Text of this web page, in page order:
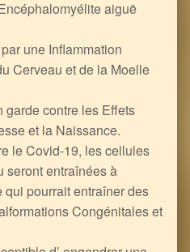
aiguë
une Inflammation
Cerveau et de la Moelle
garde contre les Effets
et la Naissance.
le Covid-19, les cellules
seront entraînées à
pourrait entraîner des
Congénitales et